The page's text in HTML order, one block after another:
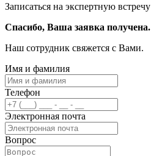
Записаться на экспертную встречу
Спасибо, Ваша заявка получена.
Наш сотрудник свяжется с Вами.
Имя и фамилия
Телефон
Электронная почта
Вопрос